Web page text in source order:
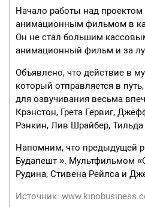
Начало работы над
анимационным фильмом в
Он не стал большим
анимационный фильм и за
Объявлено, что действие в
который отправляется в
для озвучивания весьма
Крэнстон, Грета Гервиг,
Рэнкин, Лив Шрайбер,
Напомним, что предыдущей
Будапешт ». Мультфильмом
Рудина, Стивена Рейлса и
Источник: